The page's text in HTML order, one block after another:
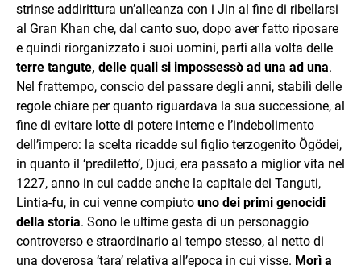
strinse addirittura un’alleanza con i Jin al fine di ribellarsi
al Gran Khan che, dal canto suo, dopo aver fatto riposare
e quindi riorganizzato i suoi uomini, partì alla volta delle
terre tangute, delle quali si impossessò ad una ad una.
Nel frattempo, conscio del passare degli anni, stabilì delle
regole chiare per quanto riguardava la sua successione, al
fine di evitare lotte di potere interne e l’indebolimento
dell’impero: la scelta ricadde sul figlio terzogenito Ögödei,
in quanto il ‘prediletto’, Djuci, era passato a miglior vita nel
1227, anno in cui cadde anche la capitale dei Tanguti,
Lintia-fu, in cui venne compiuto uno dei primi genocidi
della storia. Sono le ultime gesta di un personaggio
controverso e straordinario al tempo stesso, al netto di
una doverosa ‘tara’ relativa all’epoca in cui visse. Morì a